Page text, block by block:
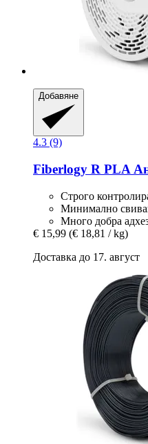
Добавяне
4.3 (9)
Fiberlogy R PLA
Строго
Минимално
Много добра
€ 15,99 (€ 18,81 / kg)
Доставка до 17. август